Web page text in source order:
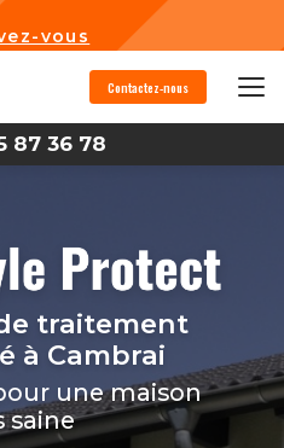
vous
87 36 78
Contactez-nous
traitement
à Cambrai
une maison
saine